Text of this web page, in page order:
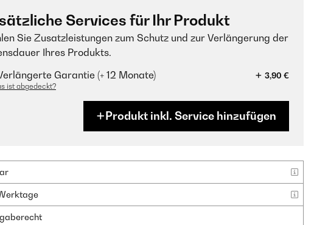
Services für Ihr Produkt
Sie Zusatzleistungen zum Schutz und zur Verlängerung der
Ihres Produkts.
Garantie (+ 12 Monate)
3,90 €
ist abgedeckt?
Produkt inkl. Service hinzufügen